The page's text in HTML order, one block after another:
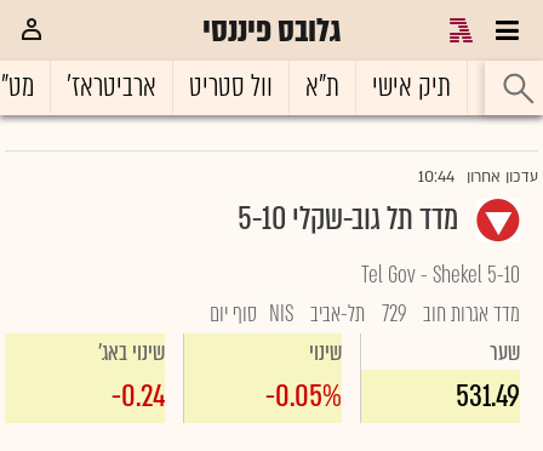
גלובס פיננסי
ראשי תיק אישי ת"א וול סטריט ארביטראז'
עדכון אחרון 10:44
מדד תל גוב-שקלי 5-10
Tel Gov - Shekel 5-10
מדד אגרות חוב 729 תל-אביב NIS סוף יום
שער
531.49
שינוי
-0.05%
שינוי באג'
-0.24